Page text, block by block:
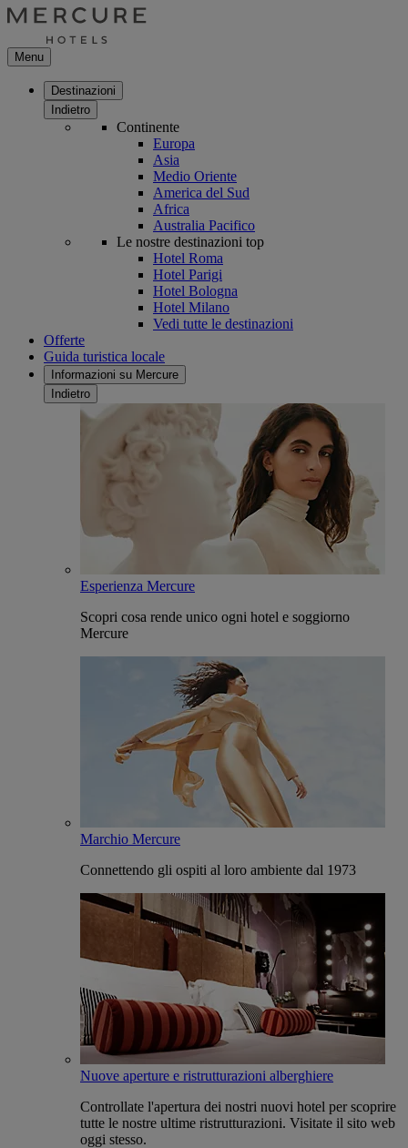
Menu
Destinazioni
Indietro
Continente
Europa
Asia
Medio Oriente
America del Sud
Africa
Australia Pacifico
Le nostre destinazioni top
Hotel Roma
Hotel Parigi
Hotel Bologna
Hotel Milano
Vedi tutte le destinazioni
Offerte
Guida turistica locale
Informazioni su Mercure
Indietro
Esperienza Mercure
Scopri cosa rende unico ogni hotel e soggiorno
Mercure
Marchio Mercure
Connettendo gli ospiti al loro ambiente dal 1973
Nuove aperture e ristrutturazioni alberghiere
Controllate l'apertura dei nostri nuovi hotel per scoprire
tutte le nostre ultime ristrutturazioni. Visitate il sito web
oggi stesso.